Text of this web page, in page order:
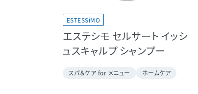
ESTESSiMO
エステシモ セルサート イッシ
ュスキャルプ シャンプー
スパ＆ケア for メニュー ホームケア